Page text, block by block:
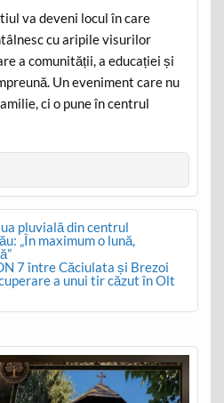
va deveni locul în care
cu aripile visurilor
a comunității, a educației și
Un eveniment care nu
ci o pune în centrul
pluvială din centrul
„În maximum o lună,
7 între Căciulata și Brezoi
a unui tir căzut în Olt